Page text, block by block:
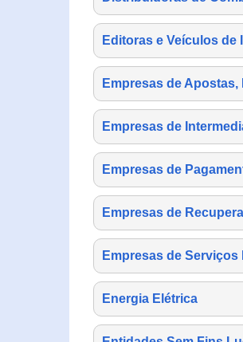
Editoras e Veículos de
Empresas de
Empresas de
Empresas de
Empresas de
Empresas de
Energia Elétrica